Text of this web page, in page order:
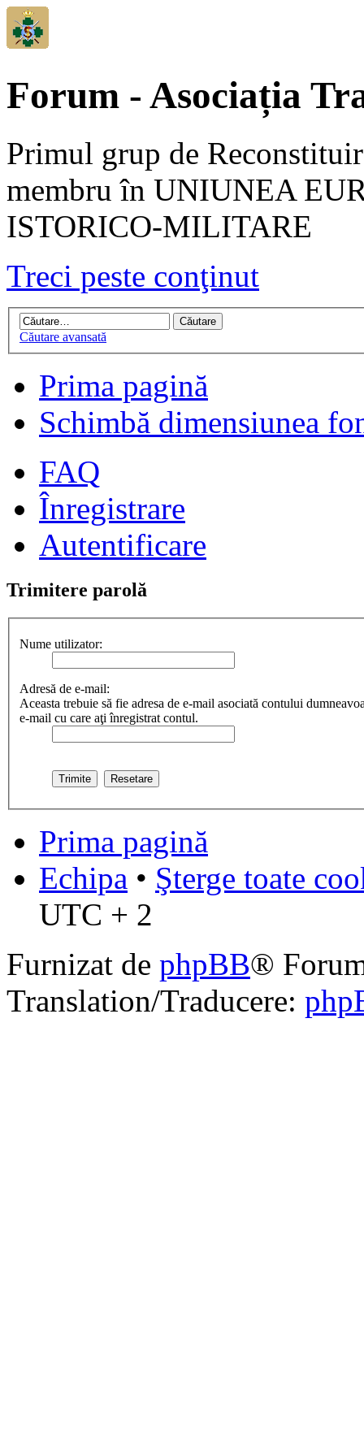
Forum - Asociația
Primul grup de
membru în UNIUNEA
ISTORICO-MILITARE
Treci peste conţinut
Căutare avansată
Prima pagină
Schimbă dimensiunea
FAQ
Înregistrare
Autentificare
Trimitere parolă
Nume utilizator:
Adresă de e-mail:
Aceasta trebuie să fie adresa de e-mail asociată contului
e-mail cu care aţi înregistrat contul.
Prima pagină
Echipa • Şterge toate
UTC + 2
Furnizat de phpBB®
Translation/Traducere: